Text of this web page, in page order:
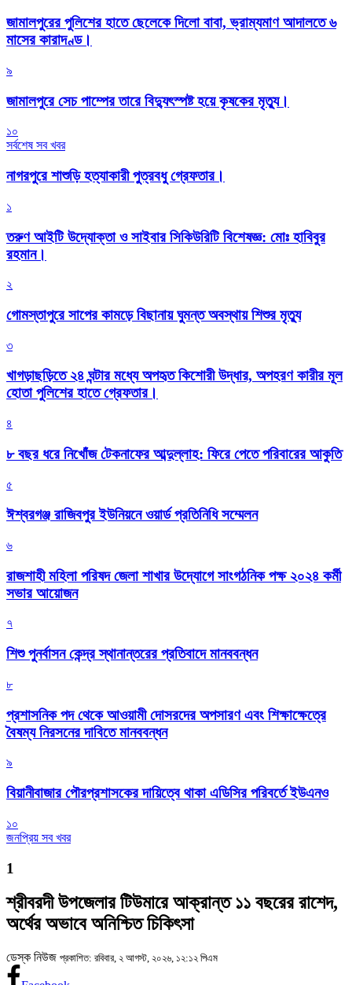
জামালপুরের পুলিশের হাতে ছেলেকে দিলো বাবা, ভ্রাম্যমাণ আদালতে ৬
মাসের কারাদণ্ড।
৯
জামালপুরে সেচ পাম্পের তারে বিদ্যুৎস্পষ্ট হয়ে কৃষকের মৃত্যু।
১০
সর্বশেষ সব খবর
নাগরপুরে শাশুড়ি হত্যাকারী পুত্রবধু গ্রেফতার।
১
তরুণ আইটি উদ্যোক্তা ও সাইবার সিকিউরিটি বিশেষজ্ঞ: মোঃ হাবিবুর
রহমান।
২
গোমস্তাপুরে সাপের কামড়ে বিছানায় ঘুমন্ত অবস্থায় শিশুর মৃত্যু
৩
খাগড়াছড়িতে ২৪ ঘন্টার মধ্যে অপহৃত কিশোরী উদ্ধার, অপহরণ কারীর মূল
হোতা পুলিশের হাতে গ্রেফতার।
৪
৮ বছর ধরে নিখোঁজ টেকনাফের আব্দুল্লাহ: ফিরে পেতে পরিবারের আকুতি
৫
ঈশ্বরগঞ্জ রাজিবপুর ইউনিয়নে ওয়ার্ড প্রতিনিধি সম্মেলন
৬
রাজশাহী মহিলা পরিষদ জেলা শাখার উদ্যোগে সাংগঠনিক পক্ষ ২০২৪ কর্মী
সভার আয়োজন
৭
শিশু পুনর্বাসন কেন্দ্র স্থানান্তরের প্রতিবাদে মানববন্ধন
৮
প্রশাসনিক পদ থেকে আওয়ামী দোসরদের অপসারণ এবং শিক্ষাক্ষেত্রে
বৈষম্য নিরসনের দাবিতে মানববন্ধন
৯
বিয়ানীবাজার পৌরপ্রশাসকের দায়িত্বে থাকা এডিসির পরিবর্তে ইউএনও
১০
জনপ্রিয় সব খবর
1
শ্রীবরদী উপজেলার টিউমারে আক্রান্ত ১১ বছরের রাশেদ,
অর্থের অভাবে অনিশ্চিত চিকিৎসা
ডেস্ক নিউজ প্রকাশিত: রবিবার, ২ আগস্ট, ২০২৬, ১২:১২ পিএম